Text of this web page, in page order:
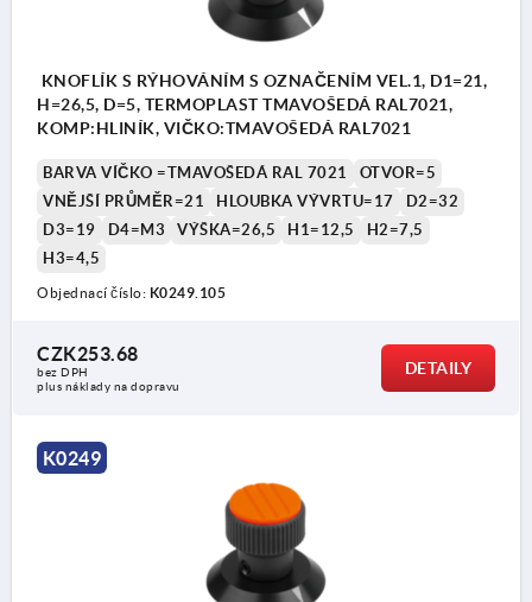
1) Závitový kolík k upevnění
KNOFLÍK S RÝHOVÁNÍM S OZNAČENÍM VEL.1, D1=21,
H=26,5, D=5, TERMOPLAST TMAVOŠEDÁ RAL7021,
KOMP:HLINÍK, VIČKO:TMAVOŠEDÁ RAL7021
BARVA VÍČKO =TMAVOŠEDÁ RAL 7021
OTVOR=5
VNĚJŠÍ PRŮMĚR=21
HLOUBKA VÝVRTU=17
D2=32
D3=19
D4=M3 VÝŠKA=26,5 H1=12,5
H2=7,5
H3=4,5
Objednací číslo: K0249.105
CZK253.68
bez DPH
plus náklady na dopravu
DETAILY
K0249